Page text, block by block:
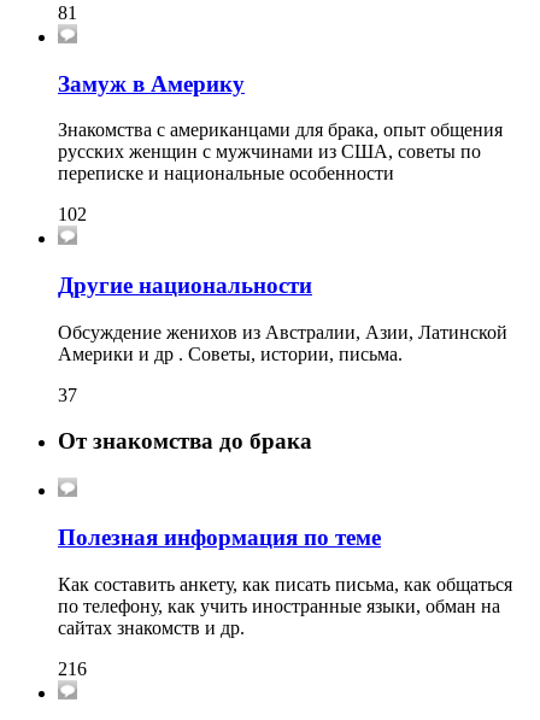
81
Замуж в Америку
Знакомства с американцами для брака, опыт общения
русских женщин с мужчинами из США, советы по
переписке и национальные особенности
102
Другие национальности
Обсуждение женихов из Австралии, Азии, Латинской
Америки и др . Советы, истории, письма.
37
От знакомства до брака
Полезная информация по теме
Как составить анкету, как писать письма, как общаться
по телефону, как учить иностранные языки, обман на
сайтах знакомств и др.
216